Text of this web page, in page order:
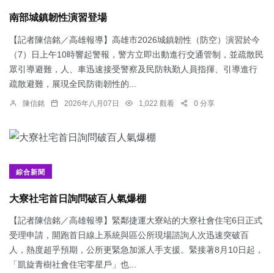
南部城鎮韌性演習登場
【記者陳信銘／高雄報導】高雄市2026城鎮韌性（防空）演習於今
（7）日上午10時響起警報，警方立即出動進行交通管制，並疏散民
眾引導避難，人、車迅速接受警察及民防執勤人員指揮、引導進行
疏散避難，展現全民防衛韌性的...
陳信銘 2026年八月07日 1,022 觀看 0 分享
綜合新聞
大寮社宅首日詢問破百人氣爆棚
【記者陳信銘／高雄報導】緊鄰捷運大寮站的大寮社會住宅6日正式
受理申請，開跑首日線上系統與區公所現場諮詢人次迅速突破百
人，熱度超乎預期，公所更緊急加派人手支援。緊接著8月10日起，
「凱旋青樹社會住宅零星戶」也...